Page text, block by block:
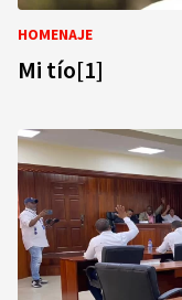
HOMENAJE
Mi tío[1]